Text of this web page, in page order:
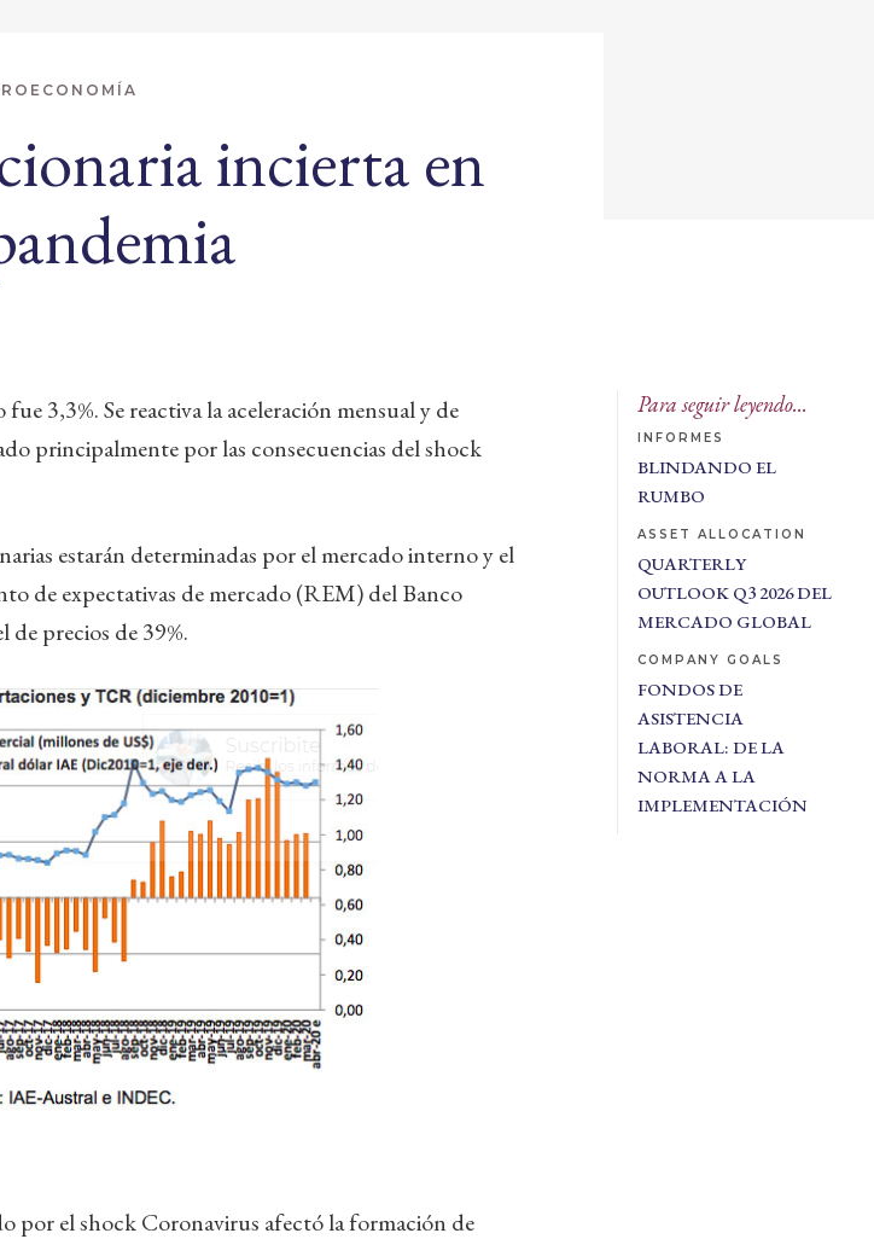
incierta en
3,3%. Se reactiva la aceleración mensual y de
principalmente por las consecuencias del shock
estarán determinadas por el mercado interno y el
de expectativas de mercado (REM) del Banco
precios de 39%.
por el shock Coronavirus afectó la formación de
Para seguir leyendo...
INFORMES
BLINDANDO EL
RUMBO
ASSET ALLOCATION
QUARTERLY
OUTLOOK Q3 2026 DEL
MERCADO GLOBAL
COMPANY GOALS
FONDOS DE
ASISTENCIA
LABORAL: DE LA
NORMA A LA
IMPLEMENTACIÓN